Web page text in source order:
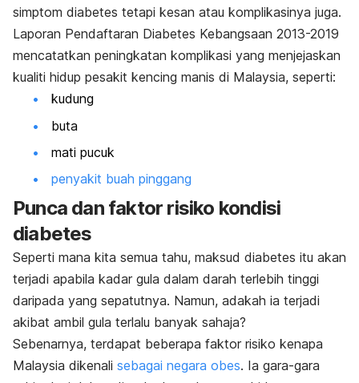
simptom diabetes tetapi kesan atau komplikasinya juga.
Laporan Pendaftaran Diabetes Kebangsaan 2013-2019
mencatatkan peningkatan komplikasi yang menjejaskan
kualiti hidup pesakit kencing manis di Malaysia, seperti:
kudung
buta
mati pucuk
penyakit buah pinggang
Punca dan faktor risiko kondisi
diabetes
Seperti mana kita semua tahu, maksud diabetes itu akan
terjadi apabila kadar gula dalam darah terlebih tinggi
daripada yang sepatutnya. Namun, adakah ia terjadi
akibat ambil gula terlalu banyak sahaja?
Sebenarnya, terdapat beberapa faktor risiko kenapa
Malaysia dikenali sebagai negara obes. Ia gara-gara